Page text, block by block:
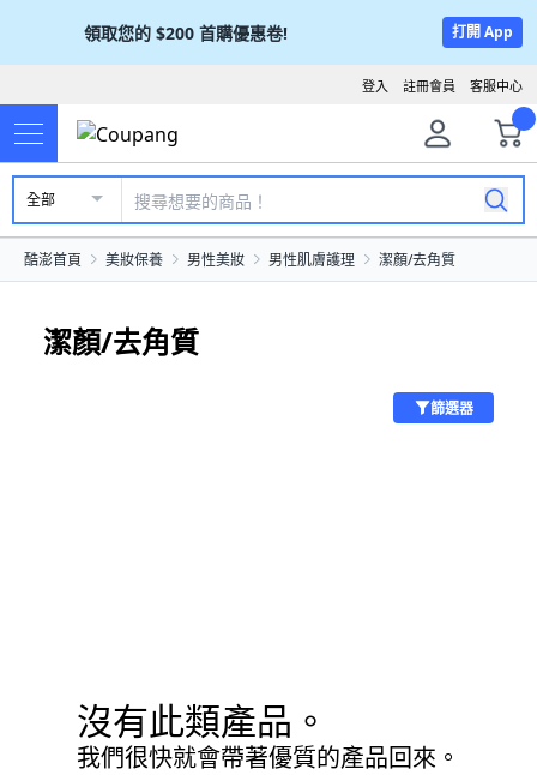
領取您的 $200 首購優惠卷! 打開 App
客服中心
註冊會員
登入
全部
酷澎首頁 美妝保養 男性美妝 男性肌膚護理 潔顏/去角質
潔顏/去角質
篩選器
沒有此類產品。
我們很快就會帶著優質的產品回來。